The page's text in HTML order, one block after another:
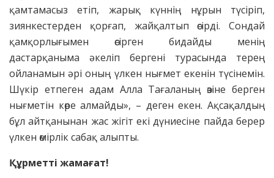
қамтамасыз етіп, жарық күннің нұрын түсіріп,
зиянкестерден қорғап, жайқалтып өсірді. Сондай
қамқорлығымен өсірген бидайды менің
дастарқаныма әкеліп бергені турасында терең
ойланамын әрі оның үлкен нығмет екенін түсінемін.
Шүкір етпеген адам Алла Тағаланың өзіне берген
нығметін көре алмайды», – деген екен. Ақсақалдың
бұл айтқанынан жас жігіт екі дүниесіне пайда берер
үлкен өмірлік сабақ алыпты.
Құрметті жамағат!